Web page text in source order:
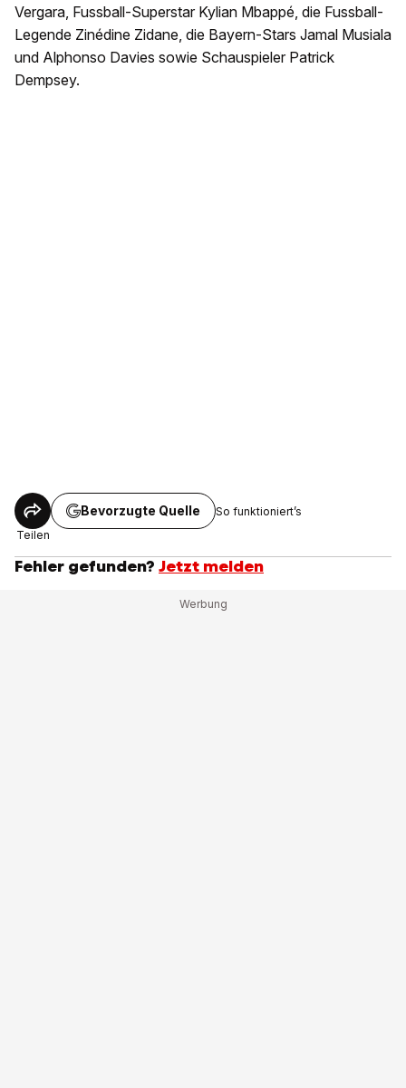
Vergara, Fussball-Superstar Kylian Mbappé, die Fussball-
Legende Zinédine Zidane, die Bayern-Stars Jamal Musiala
und Alphonso Davies sowie Schauspieler Patrick
Dempsey.
Teilen
Bevorzugte Quelle So funktioniert’s
Fehler gefunden? Jetzt melden